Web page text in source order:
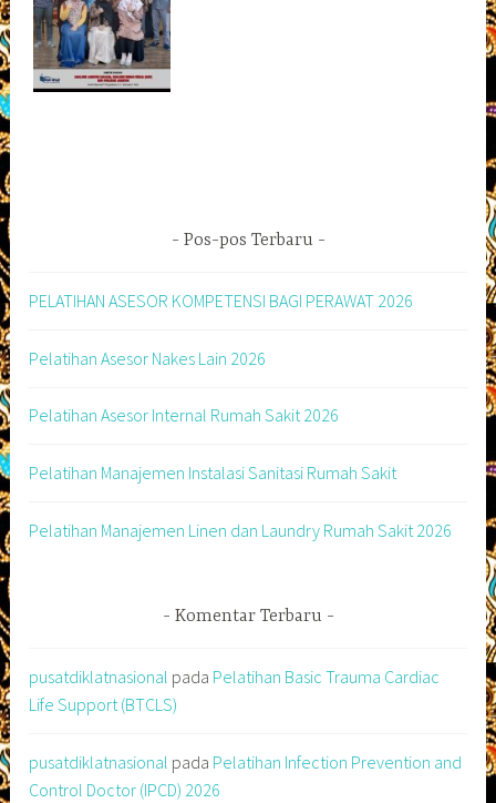
Pos-pos Terbaru
PELATIHAN ASESOR KOMPETENSI BAGI PERAWAT 2026
Pelatihan Asesor Nakes Lain 2026
Pelatihan Asesor Internal Rumah Sakit 2026
Pelatihan Manajemen Instalasi Sanitasi Rumah Sakit
Pelatihan Manajemen Linen dan Laundry Rumah Sakit 2026
Komentar Terbaru
pusatdiklatnasional pada Pelatihan Basic Trauma Cardiac
Life Support (BTCLS)
pusatdiklatnasional pada Pelatihan Infection Prevention and
Control Doctor (IPCD) 2026